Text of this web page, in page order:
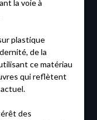
la voie à
plastique
de la
ce matériau
qui reflètent
des